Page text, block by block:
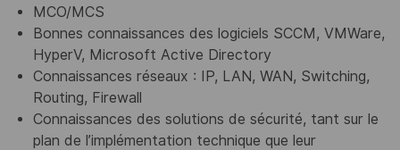
MCO/MCS
Bonnes connaissances des logiciels SCCM, VMWare,
HyperV, Microsoft Active Directory
Connaissances réseaux : IP, LAN, WAN, Switching,
Routing, Firewall
Connaissances des solutions de sécurité, tant sur le
plan de l’implémentation technique que leur